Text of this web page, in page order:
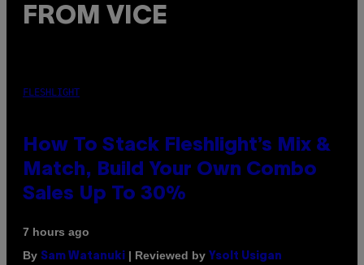
FROM VICE
FLESHLIGHT
How To Stack Fleshlight’s Mix &
Match, Build Your Own Combo
Sales Up To 30%
7 hours ago
By Sam Watanuki | Reviewed by Ysolt Usigan